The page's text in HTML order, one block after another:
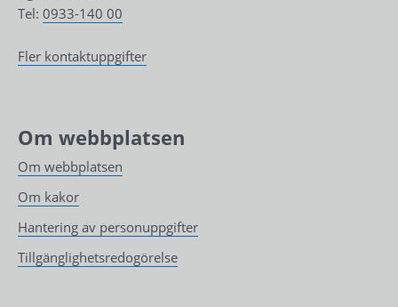
Tel: 0933-140 00
Fler kontaktuppgifter
Om webbplatsen
Om webbplatsen
Om kakor
Hantering av personuppgifter
Tillgänglighetsredogörelse